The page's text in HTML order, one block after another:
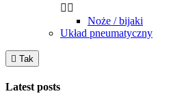
 
Noże / bijaki
Układ pneumatyczny
 Tak
Latest posts